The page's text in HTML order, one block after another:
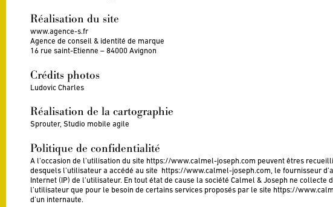
Réalisation du site
www.agence-s.fr
Agence de conseil & identité de marque
16 rue saint-Etienne – 84000 Avignon
Crédits photos
Ludovic Charles
Réalisation de la cartographie
Sprouter, Studio mobile agile
Politique de confidentialité
A l’occasion de l’utilisation du site https://www.calmel-joseph.com peuvent êtres
desquels l’utilisateur a accédé au site https://www.calmel-joseph.com, le fournisseur
Internet (IP) de l’utilisateur. En tout état de cause la société Calmel & Joseph ne
l’utilisateur que pour le besoin de certains services proposés par le site https://
d’un internaute.